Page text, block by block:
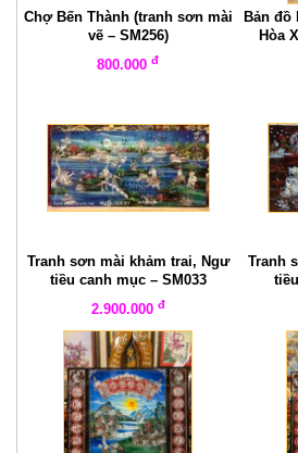
Chợ Bến Thành (tranh sơn mài
vẽ – SM256)
800.000 đ
Bản đồ
Hòa
Tranh sơn mài khảm trai, Ngư
tiều canh mục – SM033
2.900.000 đ
Tranh